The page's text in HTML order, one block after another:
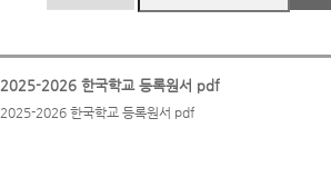
2025-2026 한국학교 등록원서 pdf
2025-2026 한국학교 등록원서 pdf